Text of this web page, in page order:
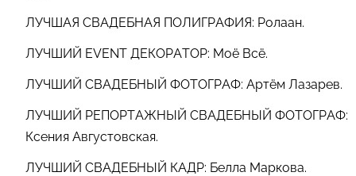
ЛУЧШАЯ СВАДЕБНАЯ ПОЛИГРАФИЯ: Ролаан.
ЛУЧШИЙ EVENT ДЕКОРАТОР: Моё Всё.
ЛУЧШИЙ СВАДЕБНЫЙ ФОТОГРАФ: Артём Лазарев.
ЛУЧШИЙ РЕПОРТАЖНЫЙ СВАДЕБНЫЙ ФОТОГРАФ:
Ксения Августовская.
ЛУЧШИЙ СВАДЕБНЫЙ КАДР: Белла Маркова.